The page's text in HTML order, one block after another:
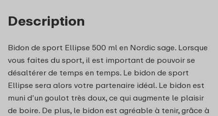
Description
Bidon de sport Ellipse 500 ml en Nordic sage. Lorsque
vous faites du sport, il est important de pouvoir se
désaltérer de temps en temps. Le bidon de sport
Ellipse sera alors votre partenaire idéal. Le bidon est
muni d’un goulot très doux, ce qui augmente le plaisir
de boire. De plus, le bidon est agréable à tenir, grâce à